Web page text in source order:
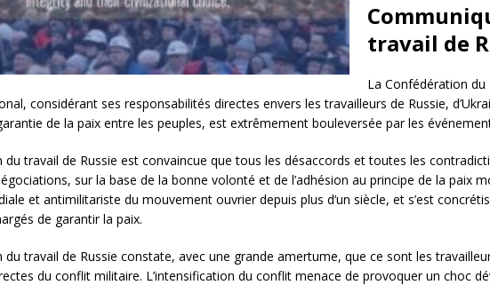
travail de
La Confédération
considérant ses responsabilités directes envers les travailleurs de Russie,
de la paix entre les peuples, est extrêmement bouleversée par les
du travail de Russie est convaincue que tous les désaccords et toutes les
sur la base de la bonne volonté et de l’adhésion au principe de la paix
et antimilitariste du mouvement ouvrier depuis plus d’un siècle, et s’est
de garantir la paix.
du travail de Russie constate, avec une grande amertume, que ce sont les
du conflit militaire. L’intensification du conflit menace de provoquer un choc